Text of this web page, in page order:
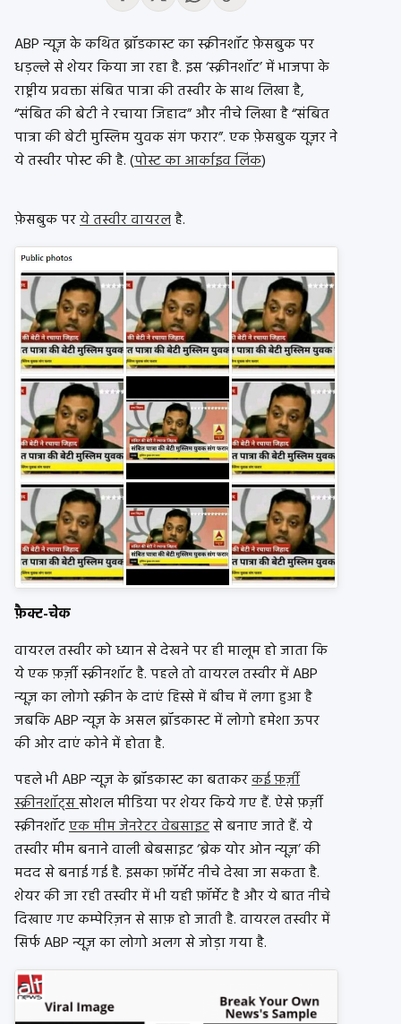
ABP न्यूज़ के कथित ब्रॉडकास्ट का स्क्रीनशॉट फ़ेसबुक पर
धड़ल्ले से शेयर किया जा रहा है. इस ‘स्क्रीनशॉट’ में भाजपा के
राष्ट्रीय प्रवक्ता संबित पात्रा की तस्वीर के साथ लिखा है,
“संबित की बेटी ने रचाया जिहाद” और नीचे लिखा है “संबित
पात्रा की बेटी मुस्लिम युवक संग फरार”. एक फ़ेसबुक यूज़र ने
ये तस्वीर पोस्ट की है. (पोस्ट का आर्काइव लिंक)
फ़ेसबुक परये तस्वीर वायरलहै.
फ़ैक्ट-चेक
वायरल तस्वीर को ध्यान से देखने पर ही मालूम हो जाता कि
ये एक फ़र्ज़ी स्क्रीनशॉट है. पहले तो वायरल तस्वीर में ABP
न्यूज़ का लोगो स्क्रीन के दाएं हिस्से में बीच में लगा हुआ है
जबकि ABP न्यूज़ के असल ब्रॉडकास्ट में लोगो हमेशा ऊपर
की ओर दाएं कोने में होता है.
पहले भी ABP न्यूज़ के ब्रॉडकास्ट का बताकरकई फ़र्ज़ी
स्क्रीनशॉट्ससोशल मीडिया पर शेयर किये गए हैं. ऐसे फ़र्ज़ी
स्क्रीनशॉटएक मीम जेनरेटर वेबसाइटसे बनाए जाते हैं. ये
तस्वीर मीम बनाने वाली बेबसाइट ‘ब्रेक योर ओन न्यूज़’ की
मदद से बनाई गई है. इसका फ़ॉर्मेट नीचे देखा जा सकता है.
शेयर की जा रही तस्वीर में भी यही फ़ॉर्मेट है और ये बात नीचे
दिखाए गए कम्पेरिज़न से साफ़ हो जाती है. वायरल तस्वीर में
सिर्फ ABP न्यूज़ का लोगो अलग से जोड़ा गया है.